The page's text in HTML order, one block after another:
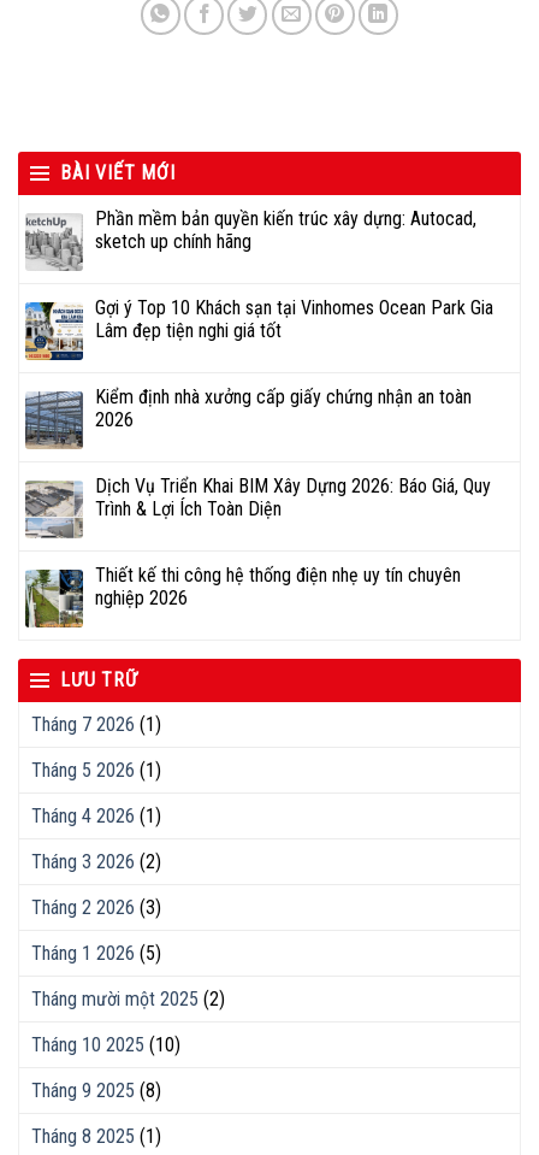
BÀI VIẾT MỚI
Phần mềm bản quyền kiến trúc xây dựng: Autocad,
sketch up chính hãng
Gợi ý Top 10 Khách sạn tại Vinhomes Ocean Park Gia
Lâm đẹp tiện nghi giá tốt
Kiểm định nhà xưởng cấp giấy chứng nhận an toàn
2026
Dịch Vụ Triển Khai BIM Xây Dựng 2026: Báo Giá, Quy
Trình & Lợi Ích Toàn Diện
Thiết kế thi công hệ thống điện nhẹ uy tín chuyên
nghiệp 2026
LƯU TRỮ
Tháng 7 2026 (1)
Tháng 5 2026 (1)
Tháng 4 2026 (1)
Tháng 3 2026 (2)
Tháng 2 2026 (3)
Tháng 1 2026 (5)
Tháng mười một 2025 (2)
Tháng 10 2025 (10)
Tháng 9 2025 (8)
Tháng 8 2025 (1)